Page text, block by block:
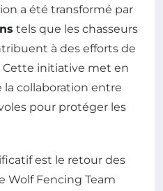
a été transformé par
tels que les chasseurs
à des efforts de
Cette initiative met en
la collaboration entre
pour protéger les
est le retour des
Wolf Fencing Team